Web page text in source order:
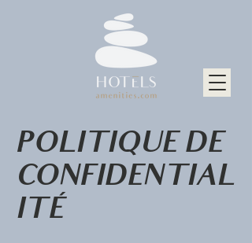
POLITIQUE DE
CONFIDENTIAL
ITÉ